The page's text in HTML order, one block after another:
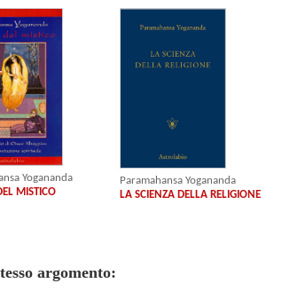
Yogananda
MISTICO
Paramahansa Yogananda
LA SCIENZA DELLA RELIGIONE
argomento: